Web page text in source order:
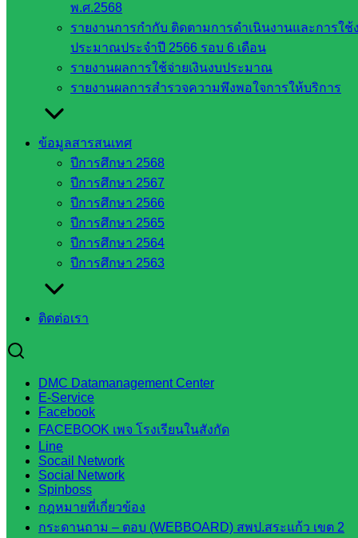
พ.ศ.2568
รายงานการกำกับ ติดตามการดำเนินงานและการใช้
ประมาณประจำปี 2566 รอบ 6 เดือน
รายงานผลการใช้จ่ายเงินงบประมาณ
รายงานผลการสำรวจความพึงพอใจการให้บริการ
ข้อมูลสารสนเทศ
ปีการศึกษา 2568
ปีการศึกษา 2567
ปีการศึกษา 2566
ปีการศึกษา 2565
ปีการศึกษา 2564
ปีการศึกษา 2563
ติดต่อเรา
DMC Datamanagement Center
E-Service
Facebook
FACEBOOK เพจ โรงเรียนในสังกัด
Line
Socail Network
Social Network
Spinboss
กฎหมายที่เกี่ยวข้อง
กระดานถาม – ตอบ (WEBBOARD) สพป.สระแก้ว เขต 2
จังหวัด
สระแก้ว
องค์การ
บริหาร
ส่วน
จังหวัด
ศึกษาธิการ
จังหวัด
สระแก้ว
สำนักงาน
ส.ก.ส.ค.
จังหวัด
สระแก้ว
สพป.
สระแก้ว
โรงเรียน
ในสังกัด
สพป.สระแก้ว
เขต 1
โรงเรียน
ในสังกัด
สพป.สระแก้ว
เขต 2